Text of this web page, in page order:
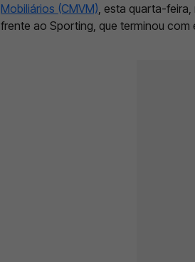
Mobiliários (CMVM) , esta quarta-
frente ao Sporting, que terminou com